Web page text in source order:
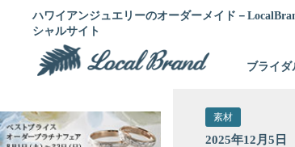
ハワイアンジュエリーのオーダーメイド－
シャルサイト
ブライダ
素材
2025年12月5日